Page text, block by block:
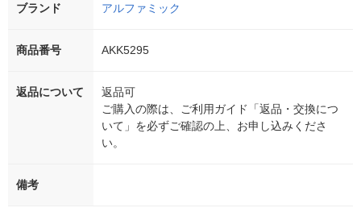
ブランド アルファミック
商品番号 AKK5295
返品について
返品可
ご購入の際は、ご利用ガイド「返品・交換につ
いて」を必ずご確認の上、お申し込みくださ
い。
備考